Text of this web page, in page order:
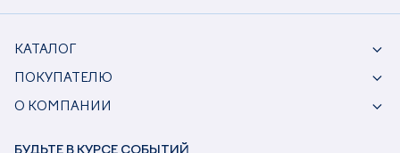
КАТАЛОГ
ПОКУПАТЕЛЮ
О КОМПАНИИ
БУДЬТЕ В КУРСЕ СОБЫТИЙ